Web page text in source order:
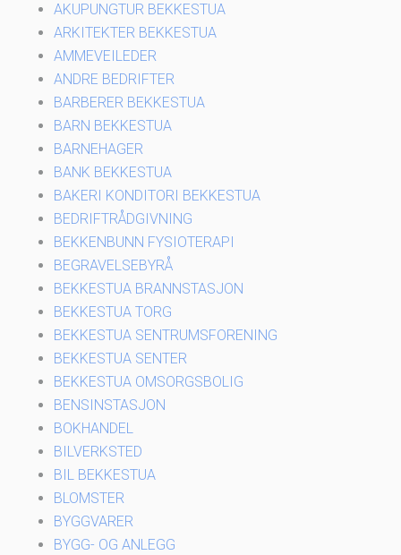
AKUPUNGTUR BEKKESTUA
ARKITEKTER BEKKESTUA
AMMEVEILEDER
ANDRE BEDRIFTER
BARBERER BEKKESTUA
BARN BEKKESTUA
BARNEHAGER
BANK BEKKESTUA
BAKERI KONDITORI BEKKESTUA
BEDRIFTRÅDGIVNING
BEKKENBUNN FYSIOTERAPI
BEGRAVELSEBYRÅ
BEKKESTUA BRANNSTASJON
BEKKESTUA TORG
BEKKESTUA SENTRUMSFORENING
BEKKESTUA SENTER
BEKKESTUA OMSORGSBOLIG
BENSINSTASJON
BOKHANDEL
BILVERKSTED
BIL BEKKESTUA
BLOMSTER
BYGGVARER
BYGG- OG ANLEGG